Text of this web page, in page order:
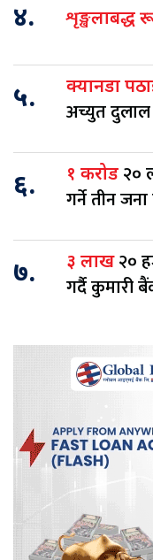
४. शृङ्खलाबद्ध
५. क्यानडा
अच्युत दुलाल
६. १ करोड २०
गर्ने तीन जना
७. ३ लाख२०
गर्दै कुमारी